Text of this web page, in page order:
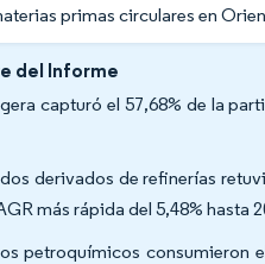
primas circulares en
del Informe
capturó el 57,68% de la
derivados de refinerías
más rápida del 5,48% hasta
petroquímicos consumieron